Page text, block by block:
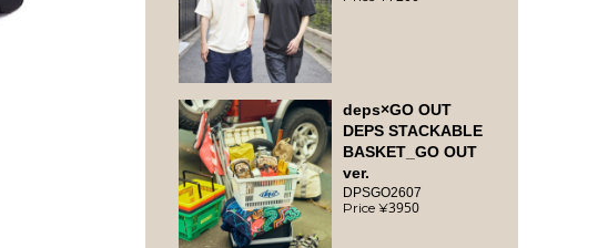
deps×GO OUT
DEPS STACKABLE
BASKET_GO OUT
ver.
DPSGO2607
3950